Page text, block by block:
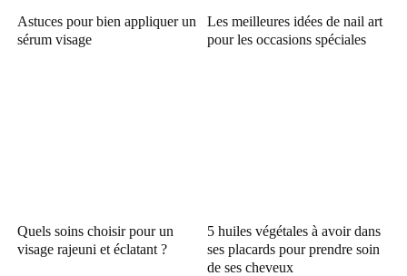
Astuces pour bien appliquer un
sérum visage
Les meilleures idées de nail art
pour les occasions spéciales
Quels soins choisir pour un
visage rajeuni et éclatant ?
5 huiles végétales à avoir dans
ses placards pour prendre soin
de ses cheveux